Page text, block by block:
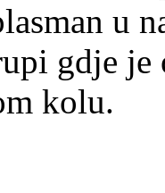
u
gdje je
kolu.